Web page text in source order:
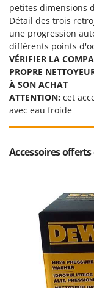
Seven Italy
Shark
Silky
Simatech
Sirman
Skil
Smartwood
Snapper
Spiralmac
Spring
Spyro
Stanley
Stiga
petites dimensions
Détail des trois
une progression
différents points
VÉRIFIER LA
PROPRE
À SON ACHAT
ATTENTION: cet
avec eau froide
Accessoires offerts